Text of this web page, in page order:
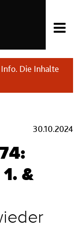
Die Inhalte
30.10.2024
&